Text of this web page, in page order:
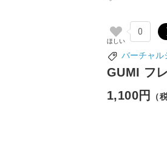
0
バーチャル
GUMI フ
1,100円
（